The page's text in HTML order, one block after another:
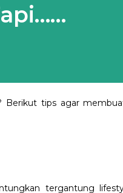
Berikut tips agar
tergantung